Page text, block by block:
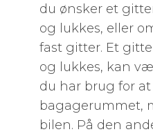
du ønsker et
og lukkes, eller
fast gitter. Et
og lukkes, kan
du har brug for
bagagerummet,
bilen. På den